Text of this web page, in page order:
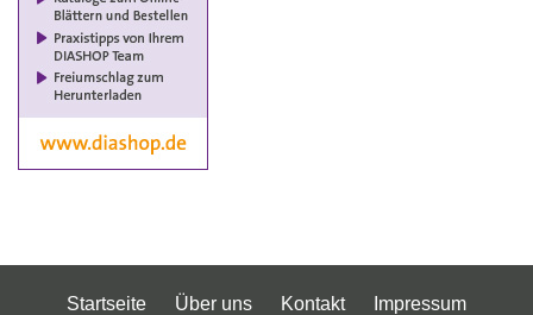
Startseite Über uns Kontakt
Impressum